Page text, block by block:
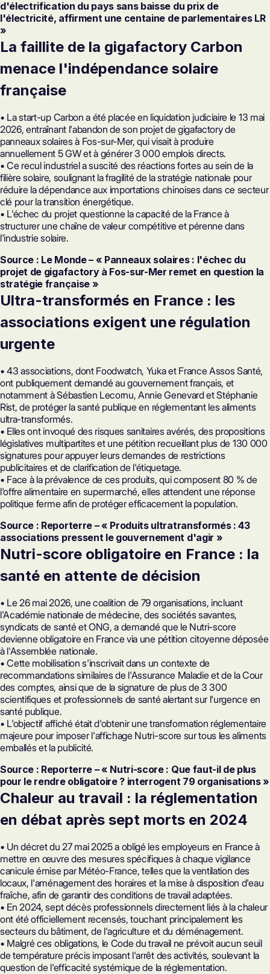
d'électrification du pays sans baisse du prix de
l'électricité, affirment une centaine de parlementaires LR
»
La faillite de la gigafactory Carbon
menace l'indépendance solaire
française
• La start-up Carbon a été placée en liquidation judiciaire le 13 mai
2026, entraînant l'abandon de son projet de gigafactory de
panneaux solaires à Fos-sur-Mer, qui visait à produire
annuellement 5 GW et à générer 3 000 emplois directs.
• Ce recul industriel a suscité des réactions fortes au sein de la
filière solaire, soulignant la fragilité de la stratégie nationale pour
réduire la dépendance aux importations chinoises dans ce secteur
clé pour la transition énergétique.
• L'échec du projet questionne la capacité de la France à
structurer une chaîne de valeur compétitive et pérenne dans
l'industrie solaire.
Source : Le Monde – « Panneaux solaires : l'échec du
projet de gigafactory à Fos-sur-Mer remet en question la
stratégie française »
Ultra-transformés en France : les
associations exigent une régulation
urgente
• 43 associations, dont Foodwatch, Yuka et France Assos Santé,
ont publiquement demandé au gouvernement français, et
notamment à Sébastien Lecornu, Annie Genevard et Stéphanie
Rist, de protéger la santé publique en réglementant les aliments
ultra-transformés.
• Elles ont invoqué des risques sanitaires avérés, des propositions
législatives multipartites et une pétition recueillant plus de 130 000
signatures pour appuyer leurs demandes de restrictions
publicitaires et de clarification de l'étiquetage.
• Face à la prévalence de ces produits, qui composent 80 % de
l'offre alimentaire en supermarché, elles attendent une réponse
politique ferme afin de protéger efficacement la population.
Source : Reporterre – « Produits ultratransformés : 43
associations pressent le gouvernement d'agir »
Nutri-score obligatoire en France : la
santé en attente de décision
• Le 26 mai 2026, une coalition de 79 organisations, incluant
l'Académie nationale de médecine, des sociétés savantes,
syndicats de santé et ONG, a demandé que le Nutri-score
devienne obligatoire en France via une pétition citoyenne déposée
à l'Assemblée nationale.
• Cette mobilisation s'inscrivait dans un contexte de
recommandations similaires de l'Assurance Maladie et de la Cour
des comptes, ainsi que de la signature de plus de 3 300
scientifiques et professionnels de santé alertant sur l'urgence en
santé publique.
• L'objectif affiché était d'obtenir une transformation réglementaire
majeure pour imposer l'affichage Nutri-score sur tous les aliments
emballés et la publicité.
Source : Reporterre – « Nutri-score : Que faut-il de plus
pour le rendre obligatoire ? interrogent 79 organisations »
Chaleur au travail : la réglementation
en débat après sept morts en 2024
• Un décret du 27 mai 2025 a obligé les employeurs en France à
mettre en œuvre des mesures spécifiques à chaque vigilance
canicule émise par Météo-France, telles que la ventilation des
locaux, l'aménagement des horaires et la mise à disposition d'eau
fraîche, afin de garantir des conditions de travail adaptées.
• En 2024, sept décès professionnels directement liés à la chaleur
ont été officiellement recensés, touchant principalement les
secteurs du bâtiment, de l'agriculture et du déménagement.
• Malgré ces obligations, le Code du travail ne prévoit aucun seuil
de température précis imposant l'arrêt des activités, soulevant la
question de l'efficacité systémique de la réglementation.